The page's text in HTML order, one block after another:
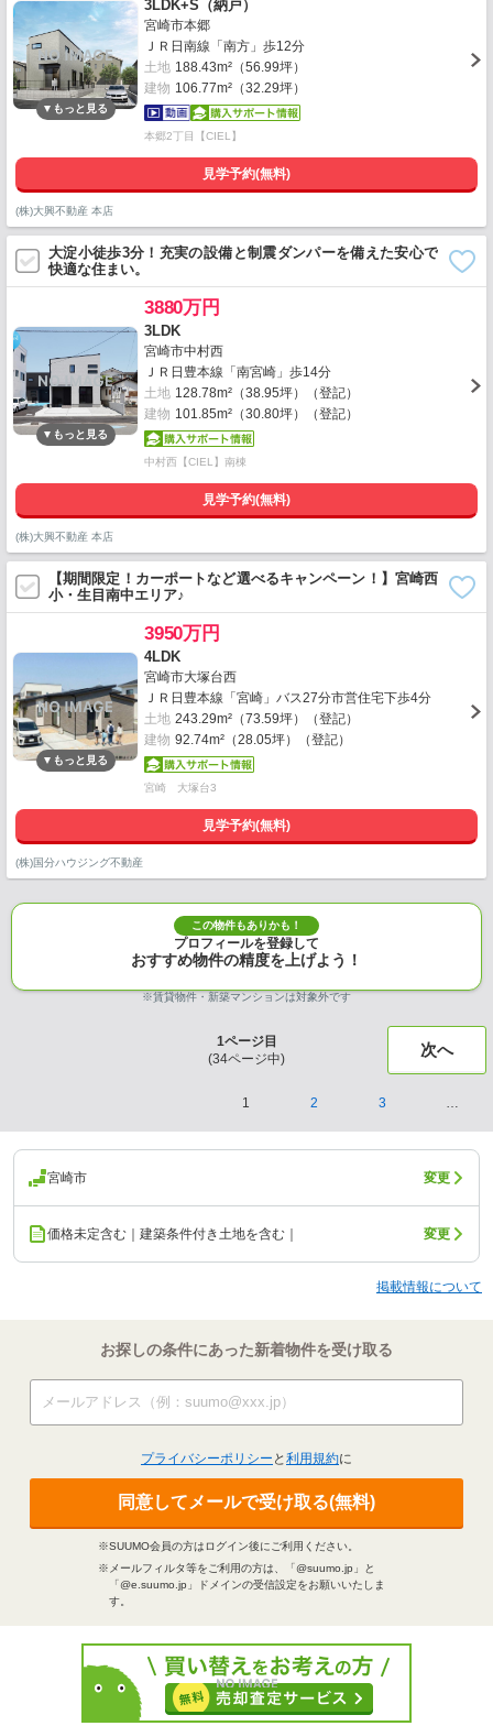
3LDK+S（納戸）
宮崎市本郷
ＪＲ日南線「南方」歩12分
土地 188.43m²（56.99坪）
建物 106.77m²（32.29坪）
本郷2丁目【CIEL】
見学予約(無料)
(株)大興不動産 本店
大淀小徒歩3分！充実の設備と制震ダンパーを備えた安心で
快適な住まい。
3880万円
3LDK
宮崎市中村西
ＪＲ日豊本線「南宮崎」歩14分
土地 128.78m²（38.95坪）（登記）
建物 101.85m²（30.80坪）（登記）
中村西【CIEL】南棟
見学予約(無料)
(株)大興不動産 本店
【期間限定！カーポートなど選べるキャンペーン！】宮崎西
小・生目南中エリア♪
3950万円
4LDK
宮崎市大塚台西
ＪＲ日豊本線「宮崎」バス27分市営住宅下歩4分
土地 243.29m²（73.59坪）（登記）
建物 92.74m²（28.05坪）（登記）
宮崎 大塚台3
見学予約(無料)
(株)国分ハウジング不動産
この物件もありかも！
プロフィールを登録して
おすすめ物件の精度を上げよう！
※賃貸物件・新築マンションは対象外です
1ページ目
(34ページ中) 次へ
1 2 3 …
宮崎市 変更
価格未定含む｜建築条件付き土地を含む｜ 変更
掲載情報について
お探しの条件にあった新着物件を受け取る
プライバシーポリシー と 利用規約に
同意してメールで受け取る(無料)
※SUUMO会員の方はログイン後にご利用ください。
※メールフィルタ等をご利用の方は、「@suumo.jp」と
「@e.suumo.jp」ドメインの受信設定をお願いいたしま
す。